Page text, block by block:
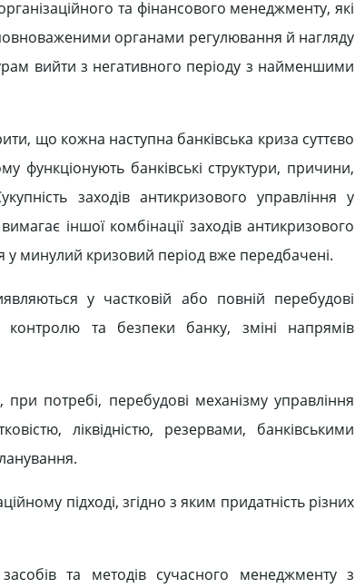
та фінансового менеджменту, які
органами регулювання й нагляду
вийти з негативного періоду з найменшими
що кожна наступна банківська криза суттєво
функціонують банківські структури, причини,
заходів антикризового управління у
іншої комбінації заходів антикризового
у минулий кризовий період вже передбачені.
у частковій або повній перебудові
контролю та безпеки банку, зміні напрямів
потребі, перебудові механізму управління
ліквідністю, резервами, банківськими
підході, згідно з яким придатність різних
та методів сучасного менеджменту з